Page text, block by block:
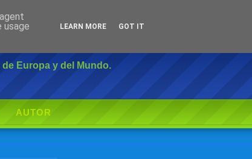
Europa y del Mundo.
AUTOR
usage
LEARN MORE GOT IT